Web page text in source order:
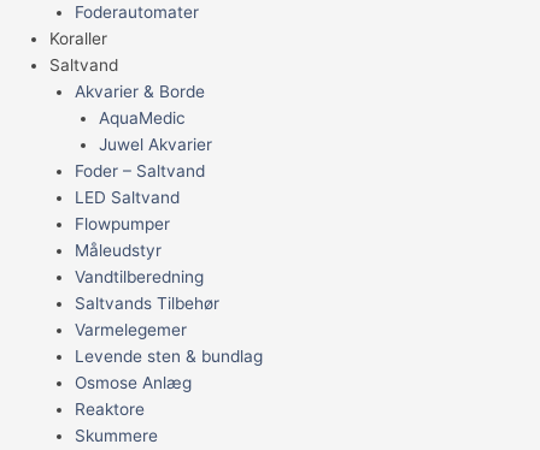
Foderautomater
Koraller
Saltvand
Akvarier & Borde
AquaMedic
Juwel Akvarier
Foder – Saltvand
LED Saltvand
Flowpumper
Måleudstyr
Vandtilberedning
Saltvands Tilbehør
Varmelegemer
Levende sten & bundlag
Osmose Anlæg
Reaktore
Skummere